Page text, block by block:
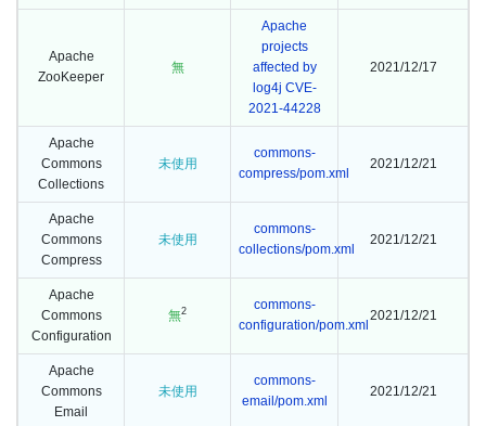
Apache
ZooKeeper
無
Apache
projects
affected by
log4j CVE-
2021-44228
2021/12/17
Apache
Commons
Collections
未使用
commons-
compress/pom.xml
2021/12/21
Apache
Commons
Compress
未使用
commons-
collections/pom.xml
2021/12/21
Apache
Commons
Configuration
無2
commons-
configuration/pom.xml
2021/12/21
Apache
Commons
Email
未使用
commons-
email/pom.xml
2021/12/21